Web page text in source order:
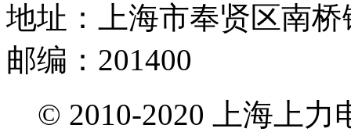
地址：上海市奉贤区南
邮编：201400
© 2010-2020 上海上